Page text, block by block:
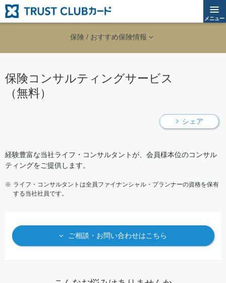
メニュー
保険 / おすすめ保険情報
保険コンサルティングサービス
（無料）
シェア
経験豊富な当社ライフ・コンサルタントが、会員様本位のコンサル
ティングをご提供します。
ライフ・コンサルタントは全員ファイナンシャル・プランナーの資格を保有
する当社社員です。
ご相談・お問い合わせはこちら